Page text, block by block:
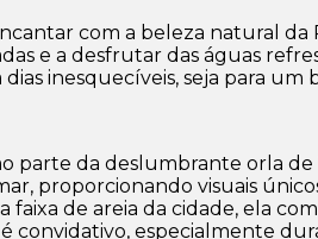
com a beleza natural
e a desfrutar das águas
inesquecíveis, seja para
parte da deslumbrante orla de
proporcionando visuais
faixa de areia da cidade, ela
convidativo, especialmente